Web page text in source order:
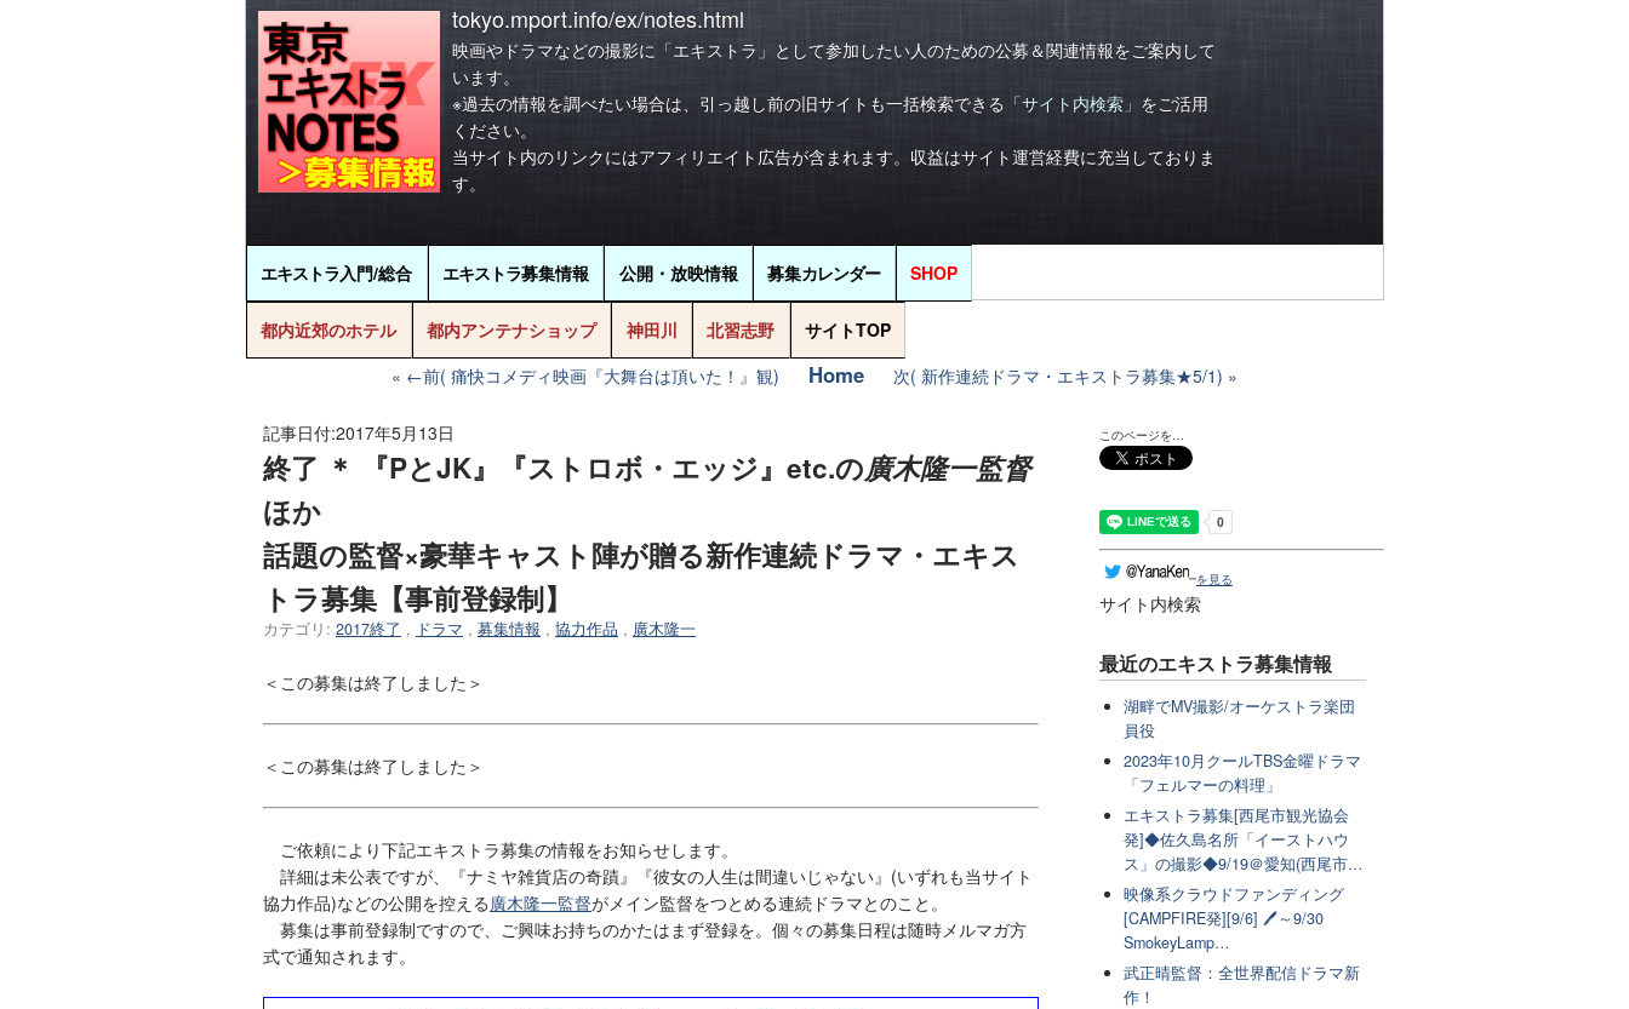
tokyo.mport.info/ex/notes.html
映画やドラマなどの撮影に「エキストラ」として参加したい人のための公募＆関連情報をご案内して
います。
※過去の情報を調べたい場合は、引っ越し前の旧サイトも一括検索できる 「サイト内検索」 をご活用
ください。
当サイト内のリンクにはアフィリエイト広告が含まれます。収益はサイト運営経費に充当しておりま
す。
エキストラ入門/総合 エキストラ募集情報 公開・放映情報 募集カレンダー SHOP
都内近郊のホテル 都内アンテナショップ 神田川 北習志野
サイトTOP
←前( 痛快コメディ映画『大舞台は頂いた！』観)
Home 次( 新作連続ドラマ・エキストラ募集★5/1)
記事日付:2017年5月13日
終了 ＊ 『PとJK』『ストロボ・エッジ』etc.の廣木隆一監督
ほか
話題の監督×豪華キャスト陣が贈る新作連続ドラマ・エキス
トラ募集【事前登録制】
カテゴリ: 2017終了 , ドラマ , 募集情報 , 協力作品 , 廣木隆一
＜この募集は終了しました＞
＜この募集は終了しました＞
ご依頼により下記エキストラ募集の情報をお知らせします。
詳細は未公表ですが、『ナミヤ雑貨店の奇蹟』『彼女の人生は間違いじゃない』(いずれも当サイト
協力作品)などの公開を控える廣木隆一監督がメイン監督をつとめる連続ドラマとのこと。
募集は事前登録制ですので、ご興味お持ちのかたはまず登録を。個々の募集日程は随時メルマガ方
式で通知されます。
このページを…
を見る
サイト内検索
最近のエキストラ募集情報
湖畔でMV撮影/オーケストラ楽団
員役
2023年10月クールTBS金曜ドラマ
「フェルマーの料理」
エキストラ募集[西尾市観光協会
発]◆佐久島名所「イーストハウ
ス」の撮影◆9/19＠愛知(西尾市…
映像系クラウドファンディング
[CAMPFIRE発][9/6] 🖊～9/30
SmokeyLamp…
武正晴監督：全世界配信ドラマ新
作！